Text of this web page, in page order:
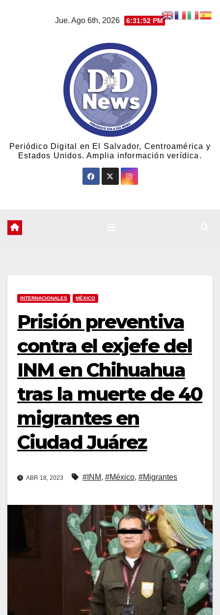
Jue. Ago 6th, 2026 6:31:53 PM
Periódico Digital en El Salvador, Centroamérica y
Estados Unidos. Amplia información verídica.
INTERNACIONALES MÉXICO
Prisión preventiva
contra el exjefe del
INM en Chihuahua
tras la muerte de 40
migrantes en
Ciudad Juárez
ABR 18, 2023 #INM, #México, #Migrantes